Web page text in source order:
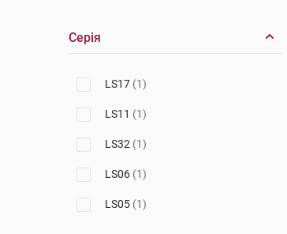
Серія
LS17 (1)
LS11 (1)
LS32 (1)
LS06 (1)
LS05 (1)